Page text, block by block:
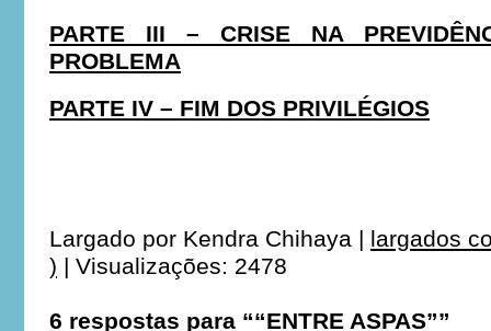
PARTE III – CRISE NA
PROBLEMA
PARTE IV – FIM DOS PRIVILÉGIOS
Largado por Kendra Chihaya | largados
) | Visualizações: 2478
6 respostas para ““ENTRE ASPAS””